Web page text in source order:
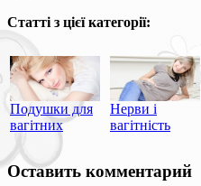
Статті з цієї категорії:
Подушки для
вагітних
Нерви і
вагітність
Оставить комментарий